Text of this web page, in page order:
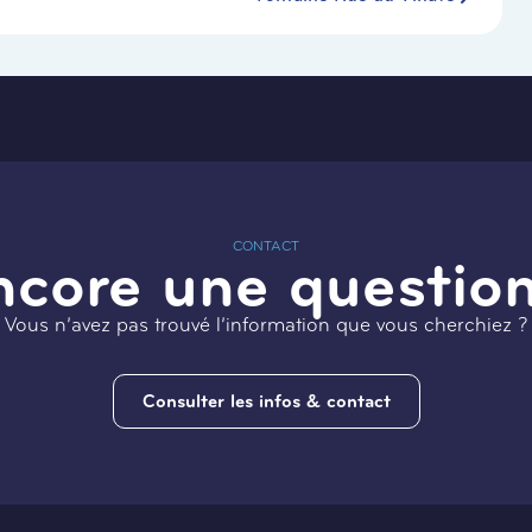
CONTACT
une
Vous n’avez pas trouvé l’information que vous cherchiez ?
Consulter les infos & contact